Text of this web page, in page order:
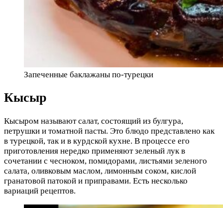
Запеченные баклажаны по-турецки
Кысыр
Кысыром называют салат, состоящий из булгура,
петрушки и томатной пасты. Это блюдо представлено как
в турецкой, так и в курдской кухне. В процессе его
приготовления нередко применяют зеленый лук в
сочетании с чесноком, помидорами, листьями зеленого
салата, оливковым маслом, лимонным соком, кислой
гранатовой патокой и приправами. Есть несколько
вариаций рецептов.